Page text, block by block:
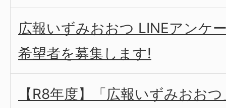
広報いずみおおつ LINEアンケ
希望者を募集します!
【R8年度】「広報いずみおお